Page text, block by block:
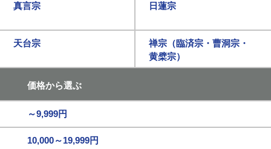
真言宗 日蓮宗
天台宗
禅宗（臨済宗・曹洞宗・
黄檗宗）
価格から選ぶ
～9,999円
10,000～19,999円